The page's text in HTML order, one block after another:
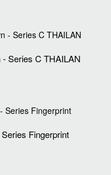
Series C THAILAN
Fingerprint